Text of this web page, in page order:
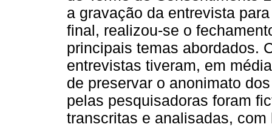
a gravação da entrevista
final, realizou-se o
principais temas abordados.
entrevistas tiveram, em
de preservar o anonimato
pelas pesquisadoras foram
transcritas e analisadas,